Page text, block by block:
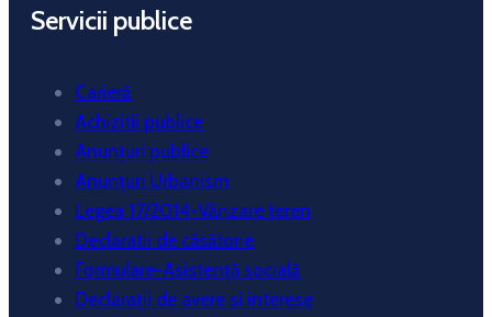
Servicii publice
Carieră
Achizitii publice
Anunțuri publice
Anunțuri Urbanism
Legea 17/2014-Vânzare teren
Declaratii de căsătorie
Formulare-Asistență socială
Declarații de avere si interese